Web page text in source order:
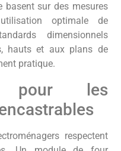
basent sur des mesures
optimale de
dimensionnels
hauts et aux plans de
pratique.
pour les
respectent